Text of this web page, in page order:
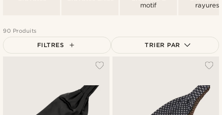
motif
rayures
90 Produits
FILTRES TRIER PAR
Prix décroissant